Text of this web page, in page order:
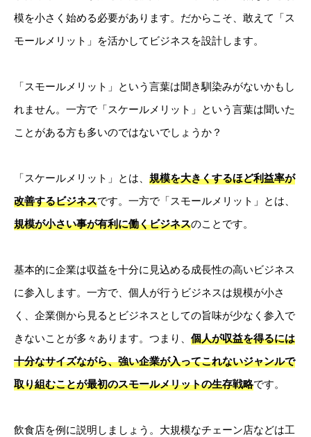
模を小さく始める必要があります。だからこそ、敢えて「ス
モールメリッ ト」を活かしてビジネスを設計します。
「スモールメリット」という言葉は聞き馴染みがないかもし
れません。一方で「スケールメリット」という言葉は聞いた
ことがある方も多いのではないでしょうか？
「スケールメリット」とは、 規模を大きくするほど利益率が
改善するビジネスです。一方で「スモールメリット」とは、
規模が小さい事が有利に働くビジネスのことです。
基本的に企業は収益を十分に見込める成長性の高いビジネス
に参入します。一方で、個人が行うビジネスは規模が小さ
く、企業側から見るとビジネスとしての旨味が少なく参入で
きないことが多々あります。つまり、 個人が収益を得るには
十分なサイズながら、強い企業が入ってこれないジャンルで
取り組むことが最初のスモールメリットの生存戦略です。
飲食店を例に説明しましょう。大規模なチェーン店などは工